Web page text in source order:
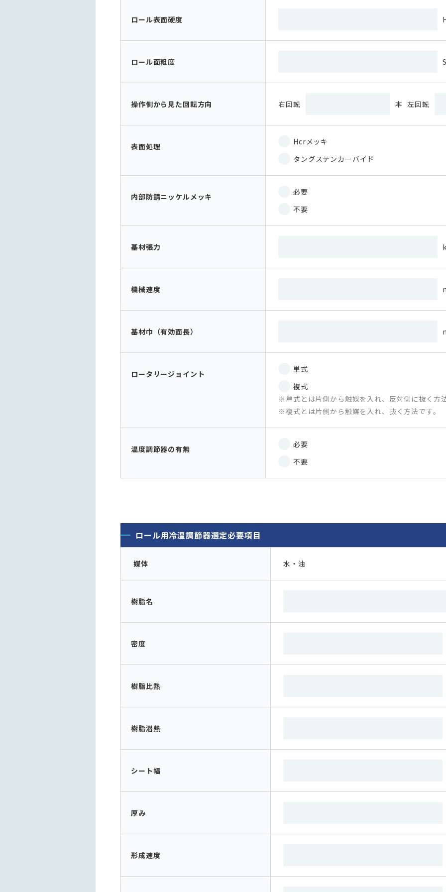
ロール表面硬度
ロール面粗度
操作側から見た回転方向 右回転 本 左回転
表面処理
Hcrメッキ
タングステンカーバイド
内部防錆ニッケルメッキ
必要
不要
基材張力
機械速度
基材巾（有効面長）
ロータリージョイント
単式
複式
単式とは片側から触媒を入れ、反対側に抜く方
複式とは片側から触媒を入れ、抜く方法です。
温度調節器の有無
必要
不要
ロール用冷温調節器選定必要項目
媒体 水・油
樹脂名
密度
樹脂比熱
樹脂潜熱
シート幅
厚み
形成速度